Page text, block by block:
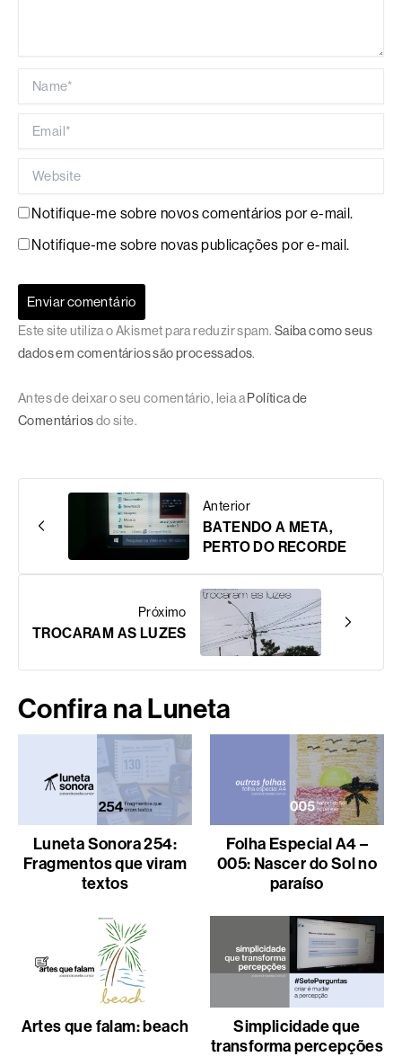
Notifique-me sobre novos comentários por e-mail.
Notifique-me sobre novas publicações por e-mail.
Este site utiliza o Akismet para reduzir spam. Saiba como seus
dados em comentários são processados.
Antes de deixar o seu comentário, leia aPolítica de
Comentáriosdo site.
Anterior
BATENDO A META,
PERTO DO RECORDE
Próximo
TROCARAM AS LUZES
Confira na Luneta
Luneta Sonora 254:
Fragmentos que viram
textos
Folha Especial A4 –
005: Nascer do Sol no
paraíso
Artes que falam: beach
Simplicidade que
transforma percepções